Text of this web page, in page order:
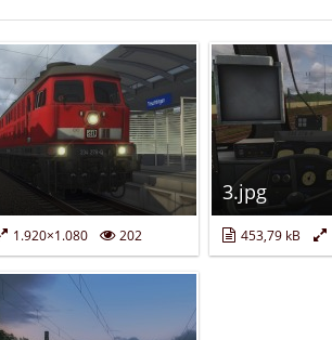
1.920×1.080 202
3.jpg
453,79 kB